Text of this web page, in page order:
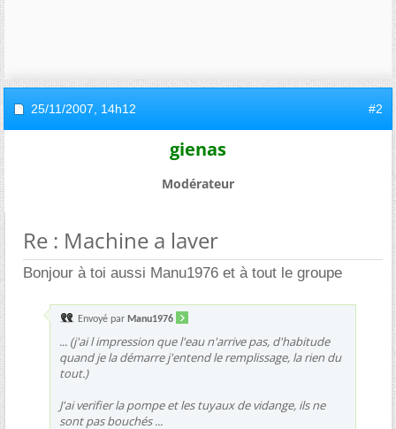
25/11/2007, 14h12 #2
gienas
Modérateur
Re : Machine a laver
Bonjour à toi aussi Manu1976 et à tout le groupe
Envoyé par Manu1976
... (j'ai l impression que l'eau n'arrive pas, d'habitude
quand je la démarre j'entend le remplissage, la rien du
tout.)
J'ai verifier la pompe et les tuyaux de vidange, ils ne
sont pas bouchés ...